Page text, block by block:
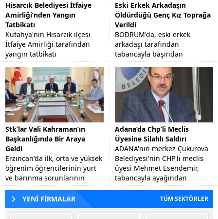
Hisarcık Belediyesi İtfaiye
Amirliği’nden Yangın
Tatbikatı
Kütahya'nın Hisarcık ilçesi
İtfaiye Amirliği tarafından
yangın tatbikatı
gerçekleştirildi.
Eski Erkek Arkadaşın
Öldürdüğü Genç Kız Toprağa
Verildi
BODRUM'da, eski erkek
arkadaşı tarafından
tabancayla başından
vurularak öldürülen 23
yaşındaki Funda Altınbezer,
memleketi Aydın'ın Nazilli
İlçesi'nde...
Stk’lar Vali Kahraman’ın
Başkanlığında Bir Araya
Geldi
Erzincan'da ilk, orta ve yüksek
öğrenim öğrencilerinin yurt
ve barınma sorunlarının
tespiti, eğitim kalitesinin
artırılmasına yönelik görüş
alışverişlerinde...
Adana’da Chp’li Meclis
Üyesine Silahlı Saldırı
ADANA'nın merkez Çukurova
Belediyesi'nin CHP'li meclis
üyesi Mehmet Esendemir,
tabancayla ayağından
vuruldu.
YENİ FİRMALAR
TÜM SEKTÖRLER